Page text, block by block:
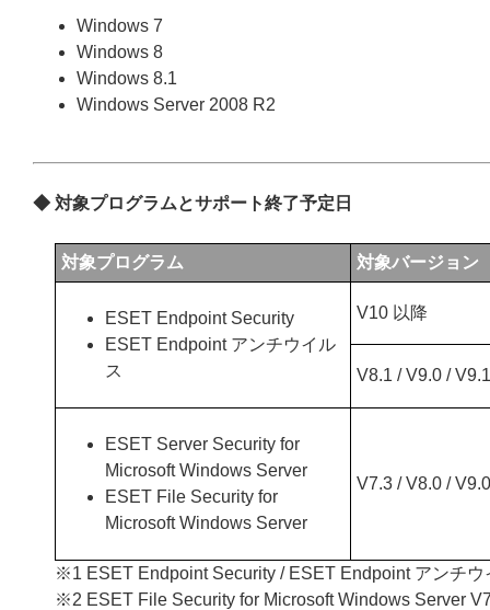
Windows 7
Windows 8
Windows 8.1
Windows Server 2008 R2
◆ 対象プログラムとサポート終了予定日
対象プログラム 対象バージョン
ESET Endpoint Security
ESET Endpoint アンチウイル
ス
V10 以降
V8.1 / V9.0 / V9.1
ESET Server Security for
Microsoft Windows Server
ESET File Security for
Microsoft Windows Server
V7.3 / V8.0 / V9.0
※1 ESET Endpoint Security / ESET Endpoint アンチ
※2 ESET File Security for Microsoft Windows Server